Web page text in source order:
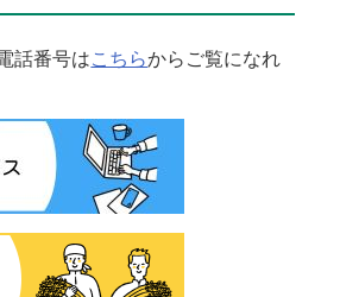
話番号はこちらからご覧になれ